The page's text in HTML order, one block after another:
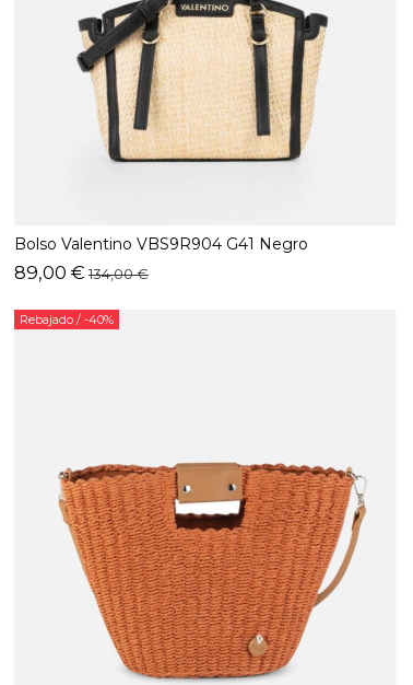
Bolso Valentino VBS9R904 G41 Negro
89,00 € 134,00 €
Rebajado / -40%